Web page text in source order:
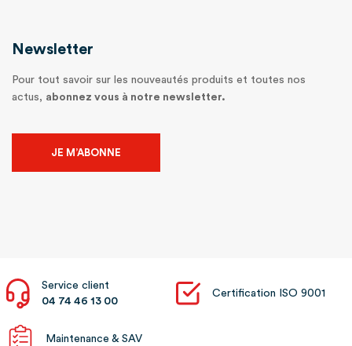
Newsletter
Pour tout savoir sur les nouveautés produits et toutes nos
actus, abonnez vous à notre newsletter.
JE M’ABONNE
Service client
04 74 46 13 00
Certification ISO 9001
Maintenance & SAV